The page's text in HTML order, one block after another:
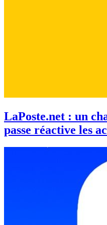
LaPoste.net : un
passe réactive les